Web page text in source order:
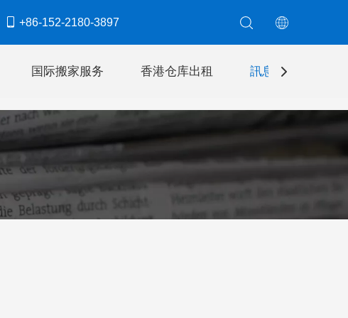
 +86-152-2180-3897​​​​​​​
国际搬家服务 香港仓库出租 訊息